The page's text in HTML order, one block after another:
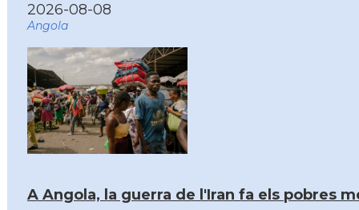
2026-08-08
Angola
A Angola, la guerra de l'Iran fa els pobres